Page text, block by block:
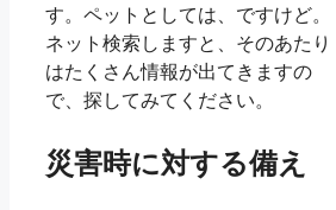
す。ペットとしては、ですけど。
ネット検索しますと、そのあたり
はたくさん情報が出てきますの
で、探してみてください。
災害時に対する備え